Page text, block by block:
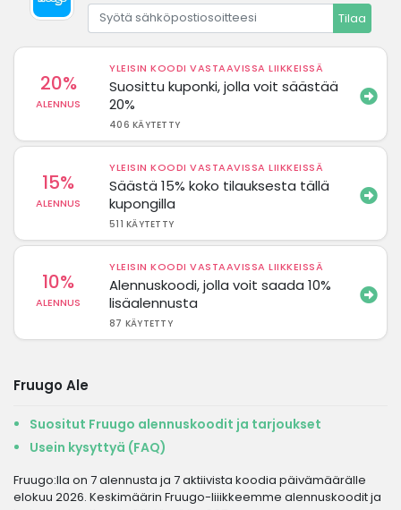
Tilaa
20%
ALENNUS
YLEISIN KOODI VASTAAVISSA LIIKKEISSÄ
Suosittu kuponki, jolla voit säästää
20%
406 KÄYTETTY
15%
ALENNUS
YLEISIN KOODI VASTAAVISSA LIIKKEISSÄ
Säästä 15% koko tilauksesta tällä
kupongilla
511 KÄYTETTY
10%
ALENNUS
YLEISIN KOODI VASTAAVISSA LIIKKEISSÄ
Alennuskoodi, jolla voit saada 10%
lisäalennusta
87 KÄYTETTY
Fruugo Ale
Suositut Fruugo alennuskoodit ja tarjoukset
Usein kysyttyä (FAQ)
Fruugo:lla on 7 alennusta ja 7 aktiivista koodia päivämäärälle
elokuu 2026. Keskimäärin Fruugo-liiikkeemme alennuskoodit ja